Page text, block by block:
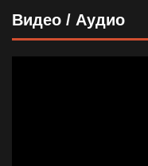
Видео / Аудио